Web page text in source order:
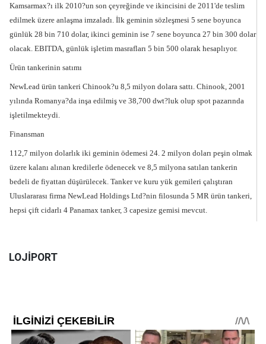
Kamsarmax?ı ilk 2010?un son çeyreğinde ve ikincisini de 2011'de teslim
edilmek üzere anlaşma imzaladı. İlk geminin sözleşmesi 5 sene boyunca
günlük 28 bin 710 dolar, ikinci geminin ise 7 sene boyunca 27 bin 300 dolar
olacak. EBITDA, günlük işletim masrafları 5 bin 500 olarak hesaplıyor.
Ürün tankerinin satımı
NewLead ürün tankeri Chinook?u 8,5 milyon dolara sattı. Chinook, 2001
yılında Romanya?da inşa edilmiş ve 38,700 dwt?luk olup spot pazarında
işletilmekteydi.
Finansman
112,7 milyon dolarlık iki geminin ödemesi 24. 2 milyon doları peşin olmak
üzere kalanı alınan kredilerle ödenecek ve 8,5 milyona satılan tankerin
bedeli de fiyattan düşürülecek. Tanker ve kuru yük gemileri çalıştıran
Uluslararası firma NewLead Holdings Ltd?nin filosunda 5 MR ürün tankeri,
hepsi çift cidarlı 4 Panamax tanker, 3 capesize gemisi mevcut.
LOJİPORT